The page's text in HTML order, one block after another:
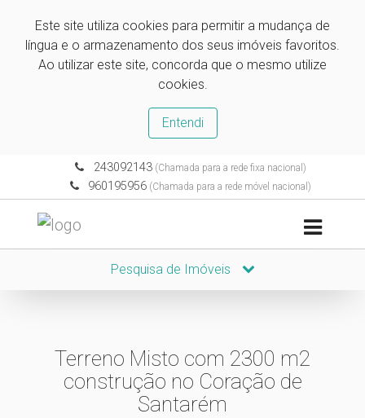
Este site utiliza cookies para permitir a mudança de
língua e o armazenamento dos seus imóveis favoritos.
Ao utilizar este site, concorda que o mesmo utilize
cookies.
Entendi
243092143(Chamada para a rede fixa nacional)
960195956 (Chamada para a rede móvel nacional)
Pesquisa de Imóveis
Terreno Misto com 2300 m2
construção no Coração de
Santarém